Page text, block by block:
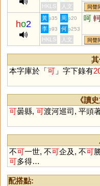
HKLS 人文 同聲
ho2
黃 p35 周 p20 呵
李 p93 何 p253
HKLS 人文 同聲
本字庫於「可」字下錄有
《讀
可曇縣, 可渡河巡司, 平頭
不可一世, 不可企及, 不可
可多得…
配搭點: